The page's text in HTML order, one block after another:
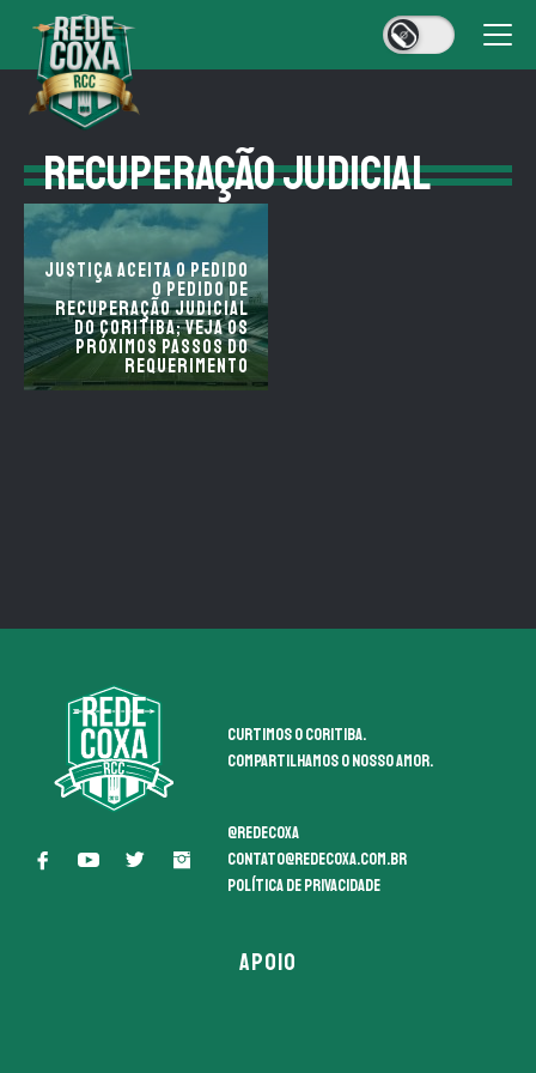
RECUPERAÇÃO JUDICIAL
Justiça aceita o pedido
o pedido de
Recuperação Judicial
do Coritiba; veja os
próximos passos do
requerimento
Curtimos o coritiba.
Compartilhamos o nosso amor.
@redecoxa
contato@redecoxa.com.br
Política de Privacidade
APOIO